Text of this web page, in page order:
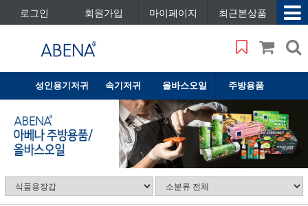
로그인 회원가입 마이페이지 최근본상품
성인용기저귀 속기저귀 올바스오일 주방용품